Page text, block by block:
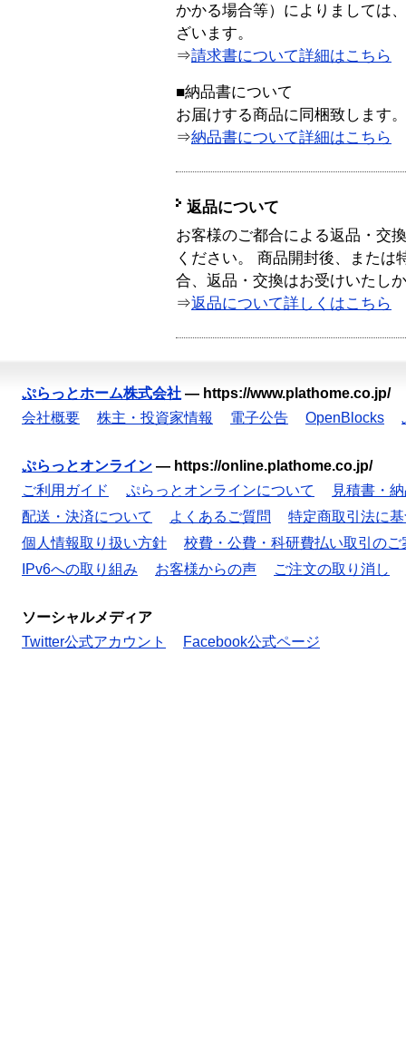
かかる場合等）によりましては
ざいます。
⇒請求書について詳細はこちら
■納品書について
お届けする商品に同梱致します。
⇒納品書について詳細はこちら
返品について
お客様のご都合による返品・交
ください。 商品開封後、または
合、返品・交換はお受けいたし
⇒返品について詳しくはこちら
ぷらっとホーム株式会社 — https://www.plathome.co.jp/
会社概要
株主・投資家情報 電子公告 OpenBlocks
ぷらっとオンライン — https://online.plathome.co.jp/
ご利用ガイド
ぷらっとオンラインについて
見積書・
配送・決済について
よくあるご質問
特定商取引法に
個人情報取り扱い方針
校費・公費・科研費払い取引のご
IPv6への取り組み
お客様からの声 ご注文の取り消し
ソーシャルメディア
Twitter公式アカウント
Facebook公式ページ